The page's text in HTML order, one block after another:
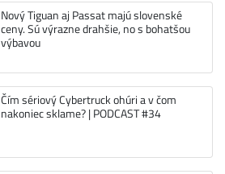
Nový Tiguan aj Passat majú slovenské
ceny. Sú výrazne drahšie, no s bohatšou
výbavou
Čím sériový Cybertruck ohúri a v čom
nakoniec sklame? | PODCAST #34